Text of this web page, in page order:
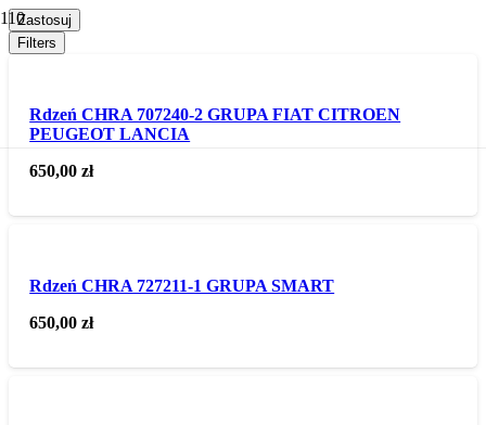
Zastosuj
Filters
Rdzeń CHRA 707240-2 GRUPA FIAT CITROEN
PEUGEOT LANCIA
650,00zł
Rdzeń CHRA 727211-1 GRUPA SMART
650,00zł